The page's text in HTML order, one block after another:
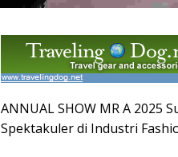
ANNUAL SHOW MR A 2025
Spektakuler di Industri